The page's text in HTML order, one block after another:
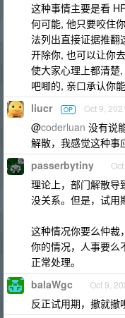
这种事情主要是看
何可能, 他只要咬住
法列出直接证据推翻
开除你, 也可以让你
使大家心理上都清楚
吧唧的, 亲口承认你
liucr OP Oct 9, 2021
@coderluan 没有说
解散，我感觉这种事
passerbytiny
理论上，部门解散导
没关系。但是，试用
这种情况你要么仲裁
你的情况，人事要么
正常处理。
balaWgc Oct 9,
反正试用期，撤就撤